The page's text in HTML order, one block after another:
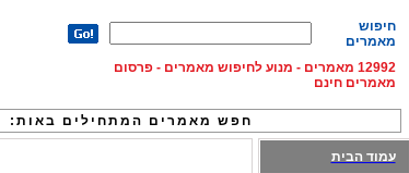
חיפוש
מאמרים
12992 מאמרים - מנוע לחיפוש מאמרים - פרסום
מאמרים חינם
חפש מאמרים המתחילים באות:
עמוד הבית